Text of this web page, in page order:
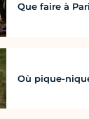
Que faire à
Où pique-